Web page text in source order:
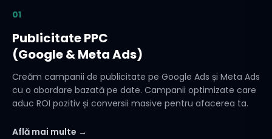
01
Publicitate PPC
(Google & Meta Ads)
Creăm campanii de publicitate pe Google Ads și Meta Ads
cu o abordare bazată pe date. Campanii optimizate care
aduc ROI pozitiv și conversii masive pentru afacerea ta.
Află mai multe →